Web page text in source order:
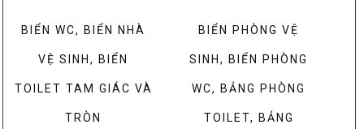
BIỂN WC, BIỂN NHÀ
VỆ SINH, BIỂN
TOILET TAM GIÁC VÀ
TRÒN
BIỂN PHÒNG VỆ
SINH, BIỂN PHÒNG
WC, BẢNG PHÒNG
TOILET, BẢNG